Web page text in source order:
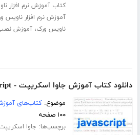
کتاب آموزش نرم افزار
آموزش نرم افزار ناویس
ناویس ورک،آموزش
دانلود کتاب آموزش جاوا اسکریپت - JavaScript
موضوع:کتاب‌های
۱۰۰ صفحه
برچسب‌ها: جاوا